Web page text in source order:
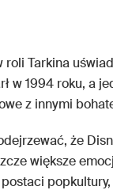
Tarkina
w 1994 roku, a
z innymi
że
większe